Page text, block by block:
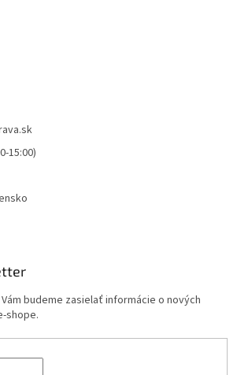
15:00)
budeme zasielať informácie o nových
shope.